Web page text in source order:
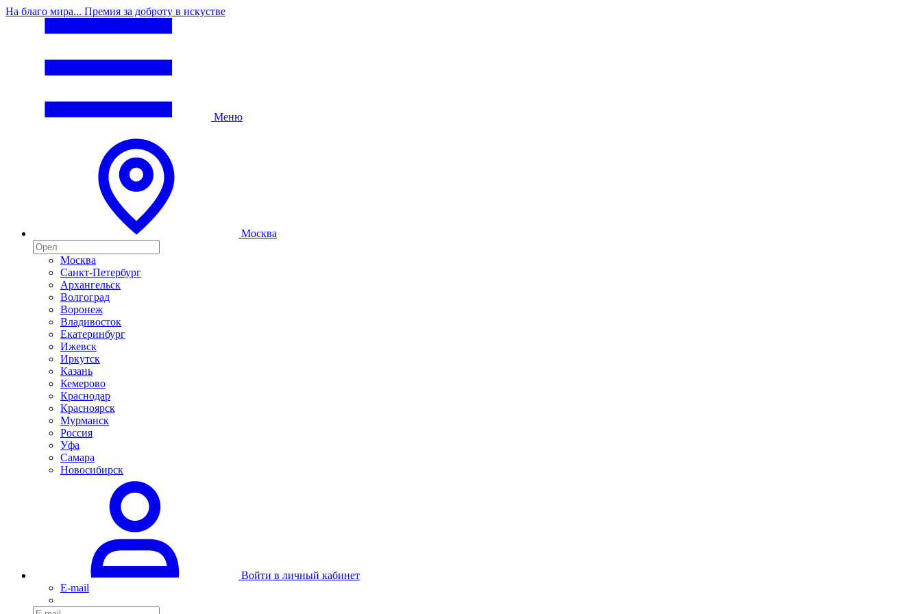
На благо мира... Премия за доброту в искустве
Меню
Москва
Москва
Санкт-Петербург
Архангельск
Волгоград
Воронеж
Владивосток
Екатеринбург
Ижевск
Иркутск
Казань
Кемерово
Краснодар
Красноярск
Мурманск
Россия
Уфа
Самара
Новосибирск
Войти в личный кабинет
E-mail